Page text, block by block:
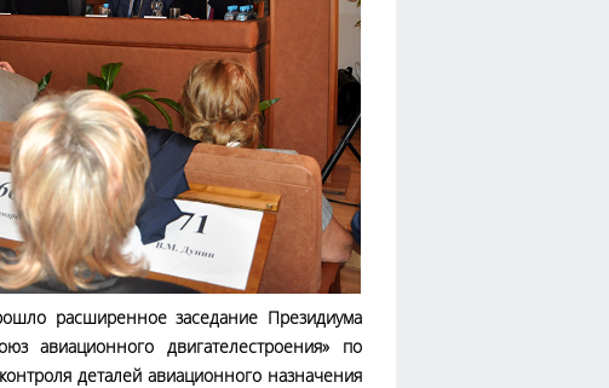
расширенное заседание Президиума
авиационного двигателестроения» по
деталей авиационного назначения